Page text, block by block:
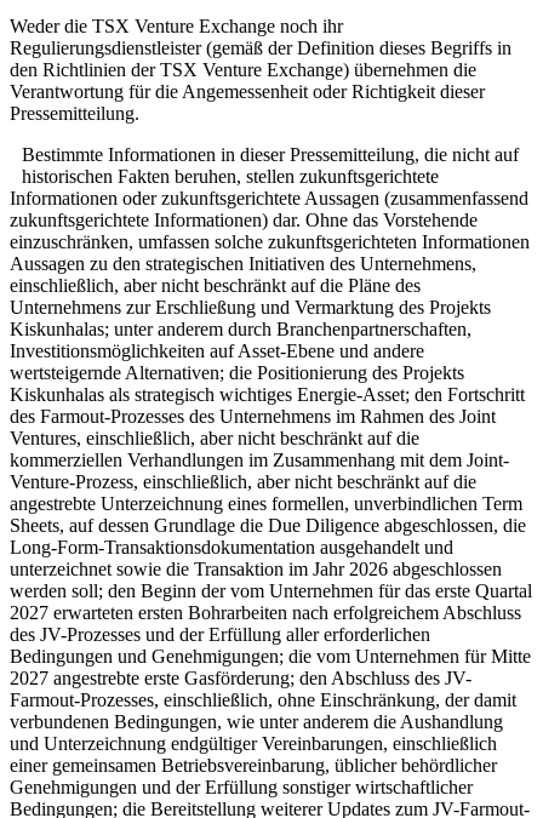
Weder die TSX Venture Exchange noch ihr
Regulierungsdienstleister (gemäß der Definition dieses Begriffs in
den Richtlinien der TSX Venture Exchange) übernehmen die
Verantwortung für die Angemessenheit oder Richtigkeit dieser
Pressemitteilung.
Bestimmte Informationen in dieser Pressemitteilung, die nicht auf
historischen Fakten beruhen, stellen zukunftsgerichtete
Informationen oder zukunftsgerichtete Aussagen (zusammenfassend
zukunftsgerichtete Informationen) dar. Ohne das Vorstehende
einzuschränken, umfassen solche zukunftsgerichteten Informationen
Aussagen zu den strategischen Initiativen des Unternehmens,
einschließlich, aber nicht beschränkt auf die Pläne des
Unternehmens zur Erschließung und Vermarktung des Projekts
Kiskunhalas; unter anderem durch Branchenpartnerschaften,
Investitionsmöglichkeiten auf Asset-Ebene und andere
wertsteigernde Alternativen; die Positionierung des Projekts
Kiskunhalas als strategisch wichtiges Energie-Asset; den Fortschritt
des Farmout-Prozesses des Unternehmens im Rahmen des Joint
Ventures, einschließlich, aber nicht beschränkt auf die
kommerziellen Verhandlungen im Zusammenhang mit dem Joint-
Venture-Prozess, einschließlich, aber nicht beschränkt auf die
angestrebte Unterzeichnung eines formellen, unverbindlichen Term
Sheets, auf dessen Grundlage die Due Diligence abgeschlossen, die
Long-Form-Transaktionsdokumentation ausgehandelt und
unterzeichnet sowie die Transaktion im Jahr 2026 abgeschlossen
werden soll; den Beginn der vom Unternehmen für das erste Quartal
2027 erwarteten ersten Bohrarbeiten nach erfolgreichem Abschluss
des JV-Prozesses und der Erfüllung aller erforderlichen
Bedingungen und Genehmigungen; die vom Unternehmen für Mitte
2027 angestrebte erste Gasförderung; den Abschluss des JV-
Farmout-Prozesses, einschließlich, ohne Einschränkung, der damit
verbundenen Bedingungen, wie unter anderem die Aushandlung
und Unterzeichnung endgültiger Vereinbarungen, einschließlich
einer gemeinsamen Betriebsvereinbarung, üblicher behördlicher
Genehmigungen und der Erfüllung sonstiger wirtschaftlicher
Bedingungen; die Bereitstellung weiterer Updates zum JV-Farmout-